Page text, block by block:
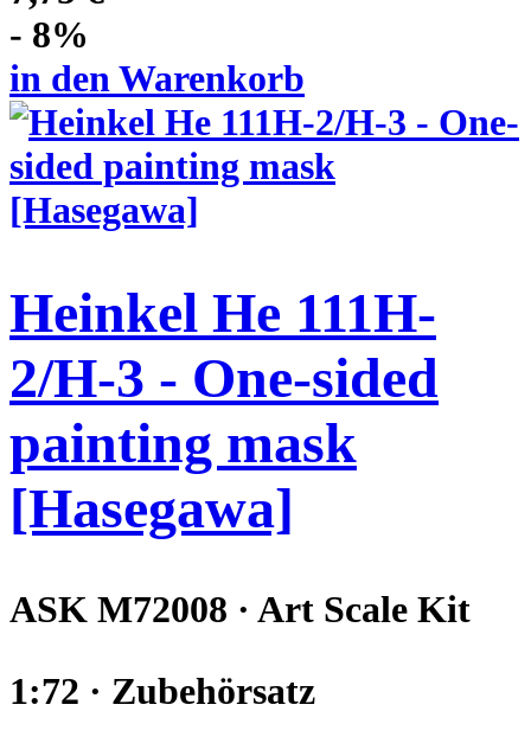
- 8%
in den Warenkorb
Heinkel He 111H-
2/H-3 - One-sided
painting mask
[Hasegawa]
ASK M72008 · Art Scale Kit
1:72 · Zubehörsatz